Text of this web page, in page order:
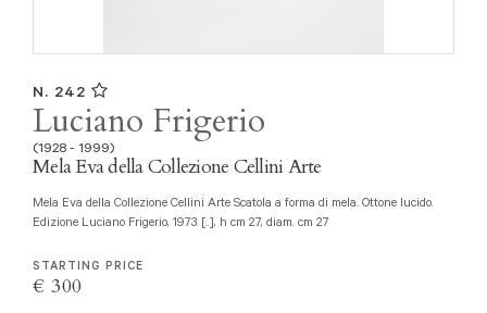
N. 242
Luciano Frigerio
(1928 - 1999)
Mela Eva della Collezione Cellini Arte
Mela Eva della Collezione Cellini Arte Scatola a forma di mela. Ottone lucido.
Edizione Luciano Frigerio, 1973 [..], h cm 27, diam. cm 27
STARTING PRICE
€ 300